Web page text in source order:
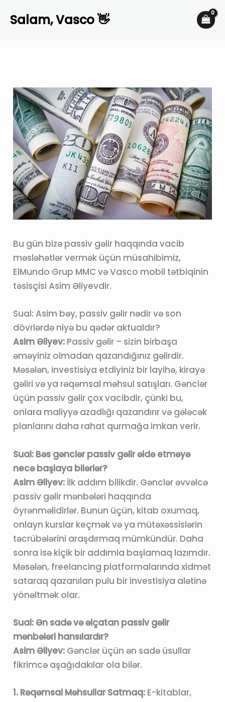
Salam, Vasco 👋
Bu gün bizə passiv gəlir haqqında vacib
məsləhətlər vermək üçün müsahibimiz,
ElMundo Grup MMC və Vasco mobil tətbiqinin
təsisçisi Asim Əliyevdir.
Sual: Asim bəy, passiv gəlir nədir və son
dövrlərdə niyə bu qədər aktualdır?
Asim Əliyev: Passiv gəlir – sizin birbaşa
əməyiniz olmadan qazandığınız gəlirdir.
Məsələn, investisiya etdiyiniz bir layihə, kirayə
gəliri və ya rəqəmsal məhsul satışları. Gənclər
üçün passiv gəlir çox vacibdir, çünki bu,
onlara maliyyə azadlığı qazandırır və gələcək
planlarını daha rahat qurmağa imkan verir.
Sual: Bəs gənclər passiv gəlir əldə etməyə
necə başlaya bilərlər?
Asim Əliyev: İlk addım bilikdir. Gənclər əvvəlcə
passiv gəlir mənbələri haqqında
öyrənməlidirlər. Bunun üçün, kitab oxumaq,
onlayn kurslar keçmək və ya mütəxəssislərin
təcrübələrini araşdırmaq mümkündür. Daha
sonra isə kiçik bir addımla başlamaq lazımdır.
Məsələn, freelancing platformalarında xidmət
sataraq qazanılan pulu bir investisiya alətinə
yönəltmək olar.
Sual: Ən sadə və əlçatan passiv gəlir
mənbələri hansılardır?
Asim Əliyev: Gənclər üçün ən sadə üsullar
fikrimcə aşağıdakılar ola bilər.
1. Rəqəmsal Məhsullar Satmaq: E-kitablar,